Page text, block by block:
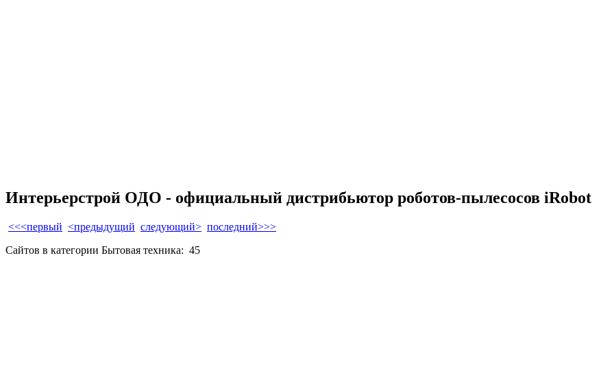
Интерьерстрой ОДО - официальный дистрибьютор роботов-пылесосов iRobot
<<<первый <предыдущий следующий> последний>>>
Сайтов в категории Бытовая техника: 45